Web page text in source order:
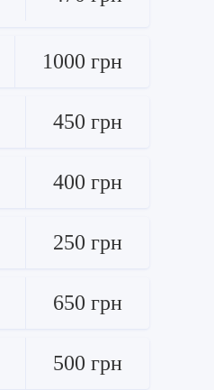
1000 грн
450 грн
400 грн
250 грн
650 грн
500 грн